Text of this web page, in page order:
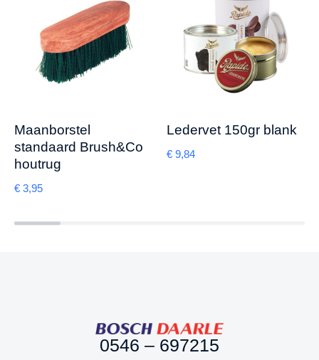
Maanborstel
standaard Brush&Co
houtrug
€ 3,95
Ledervet 150gr blank
€ 9,84
0546 – 697215